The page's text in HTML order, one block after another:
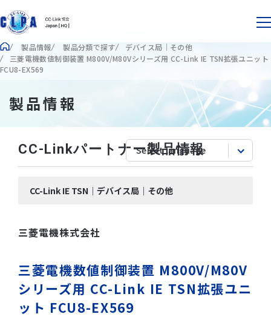
製品情報 製品分類で探す
デバイス局｜その他
三菱電機数値制御装置 M800V/M80Vシリーズ用 CC-Link IE TSN拡張ユニット
FCU8-EX569
製品情報
CC-Linkパートナー製品情報
CC-Link IE TSN｜デバイス局｜その他
三菱電機株式会社
三菱電機数値制御装置 M800V/M80V
シリーズ用 CC-Link IE TSN拡張ユニ
ット FCU8-EX569